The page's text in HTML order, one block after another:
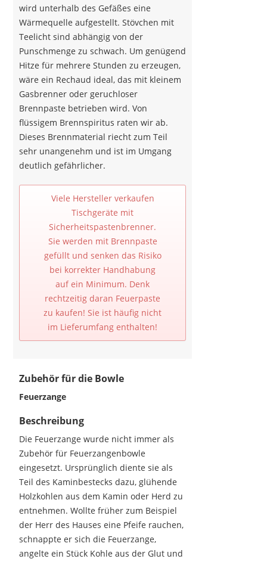
wird unterhalb des Gefäßes eine
Wärmequelle aufgestellt. Stövchen mit
Teelicht sind abhängig von der
Punschmenge zu schwach. Um genügend
Hitze für mehrere Stunden zu erzeugen,
wäre ein Rechaud ideal, das mit kleinem
Gasbrenner oder geruchloser
Brennpaste betrieben wird. Von
flüssigem Brennspiritus raten wir ab.
Dieses Brennmaterial riecht zum Teil
sehr unangenehm und ist im Umgang
deutlich gefährlicher.
Viele Hersteller verkaufen
Tischgeräte mit
Sicherheitspastenbrenner.
Sie werden mit Brennpaste
gefüllt und senken das Risiko
bei korrekter Handhabung
auf ein Minimum. Denk
rechtzeitig daran Feuerpaste
zu kaufen! Sie ist häufig nicht
im Lieferumfang enthalten!
Zubehör für die Bowle
Feuerzange
Beschreibung
Die Feuerzange wurde nicht immer als
Zubehör für Feuerzangenbowle
eingesetzt. Ursprünglich diente sie als
Teil des Kaminbestecks dazu, glühende
Holzkohlen aus dem Kamin oder Herd zu
entnehmen. Wollte früher zum Beispiel
der Herr des Hauses eine Pfeife rauchen,
schnappte er sich die Feuerzange,
angelte ein Stück Kohle aus der Glut und